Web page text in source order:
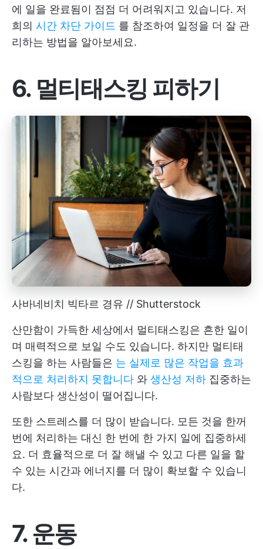
에 일을 완료됨이 점점 더 어려워지고 있습니다. 저
희의 시간 차단 가이드 를 참조하여 일정을 더 잘 관
리하는 방법을 알아보세요.
6. 멀티태스킹 피하기
사바네비치 빅타르 경유 // Shutterstock
산만함이 가득한 세상에서 멀티태스킹은 흔한 일이
며 매력적으로 보일 수도 있습니다. 하지만 멀티태
스킹을 하는 사람들은 는 실제로 많은 작업을 효과
적으로 처리하지 못합니다 와 생산성 저하 집중하는
사람보다 생산성이 떨어집니다.
또한 스트레스를 더 많이 받습니다. 모든 것을 한꺼
번에 처리하는 대신 한 번에 한 가지 일에 집중하세
요. 더 효율적으로 더 잘 해낼 수 있고 다른 일을 할
수 있는 시간과 에너지를 더 많이 확보할 수 있습니
다.
7. 운동